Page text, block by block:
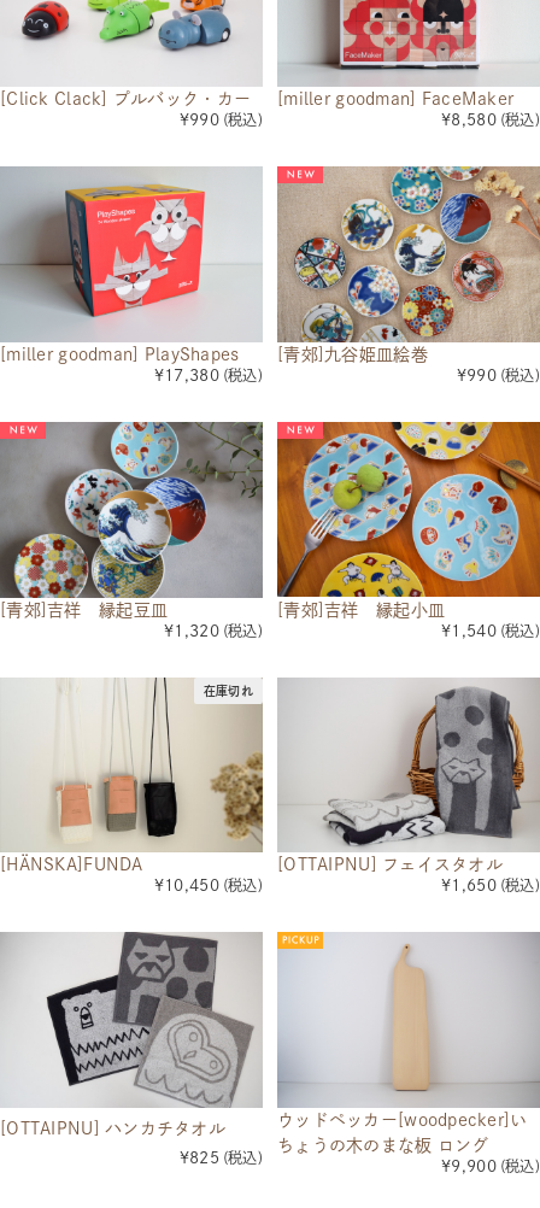
[Click Clack] プルバック・カー
¥990 (税込)
[miller goodman] FaceMaker
¥8,580 (税込)
[miller goodman] PlayShapes
¥17,380 (税込)
[青郊]九谷姫皿絵巻
¥990 (税込)
[青郊]吉祥 縁起豆皿
¥1,320 (税込)
[青郊]吉祥 縁起小皿
¥1,540 (税込)
[HÄNSKA]FUNDA
¥10,450 (税込)
在庫切れ
[OTTAIPNU] フェイスタオル
¥1,650 (税込)
[OTTAIPNU] ハンカチタオル
¥825 (税込)
ウッドペッカー[woodpecker]い
ちょうの木のまな板 ロング
¥9,900 (税込)